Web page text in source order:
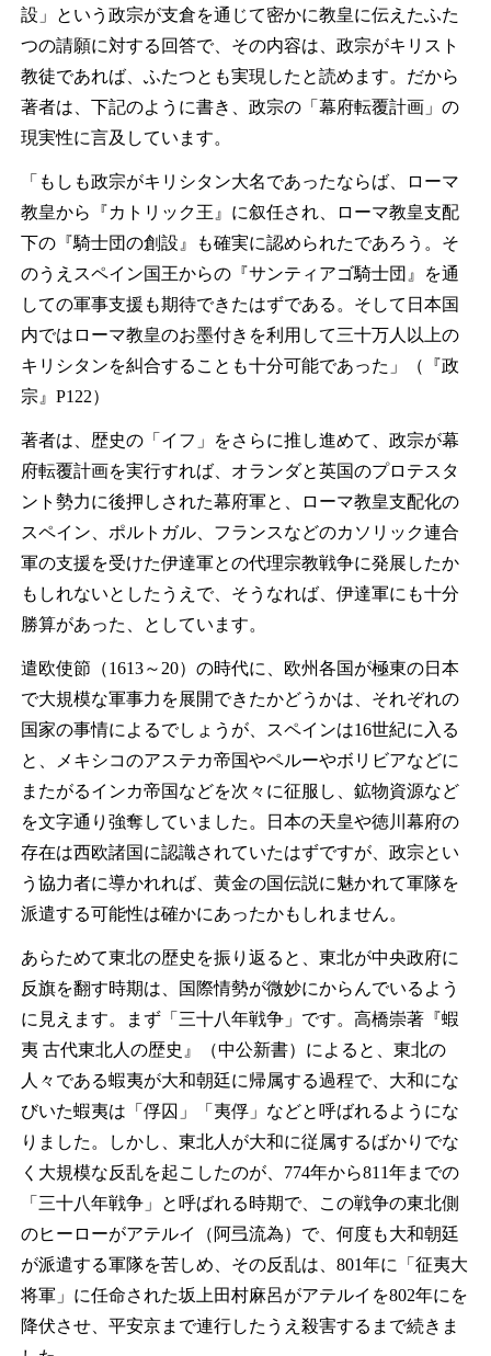
設」という政宗が支倉を通じて密かに教皇に伝えたふた
つの請願に対する回答で、その内容は、政宗がキリスト
教徒であれば、ふたつとも実現したと読めます。だから
著者は、下記のように書き、政宗の「幕府転覆計画」の
現実性に言及しています。
「もしも政宗がキリシタン大名であったならば、ローマ
教皇から『カトリック王』に叙任され、ローマ教皇支配
下の『騎士団の創設』も確実に認められたであろう。そ
のうえスペイン国王からの『サンティアゴ騎士団』を通
しての軍事支援も期待できたはずである。そして日本国
内ではローマ教皇のお墨付きを利用して三十万人以上の
キリシタンを糾合することも十分可能であった」（『政
宗』P122）
著者は、歴史の「イフ」をさらに推し進めて、政宗が幕
府転覆計画を実行すれば、オランダと英国のプロテスタ
ント勢力に後押しされた幕府軍と、ローマ教皇支配化の
スペイン、ポルトガル、フランスなどのカソリック連合
軍の支援を受けた伊達軍との代理宗教戦争に発展したか
もしれないとしたうえで、そうなれば、伊達軍にも十分
勝算があった、としています。
遣欧使節（1613～20）の時代に、欧州各国が極東の日本
で大規模な軍事力を展開できたかどうかは、それぞれの
国家の事情によるでしょうが、スペインは16世紀に入る
と、メキシコのアステカ帝国やペルーやボリビアなどに
またがるインカ帝国などを次々に征服し、鉱物資源など
を文字通り強奪していました。日本の天皇や徳川幕府の
存在は西欧諸国に認識されていたはずですが、政宗とい
う協力者に導かれれば、黄金の国伝説に魅かれて軍隊を
派遣する可能性は確かにあったかもしれません。
あらためて東北の歴史を振り返ると、東北が中央政府に
反旗を翻す時期は、国際情勢が微妙にからんでいるよう
に見えます。まず「三十八年戦争」です。高橋崇著『蝦
夷 古代東北人の歴史』（中公新書）によると、東北の
人々である蝦夷が大和朝廷に帰属する過程で、大和にな
びいた蝦夷は「俘囚」「夷俘」などと呼ばれるようにな
りました。しかし、東北人が大和に従属するばかりでな
く大規模な反乱を起こしたのが、774年から811年までの
「三十八年戦争」と呼ばれる時期で、この戦争の東北側
のヒーローがアテルイ（阿弖流為）で、何度も大和朝廷
が派遣する軍隊を苦しめ、その反乱は、801年に「征夷大
将軍」に任命された坂上田村麻呂がアテルイを802年にを
降伏させ、平安京まで連行したうえ殺害するまで続きま